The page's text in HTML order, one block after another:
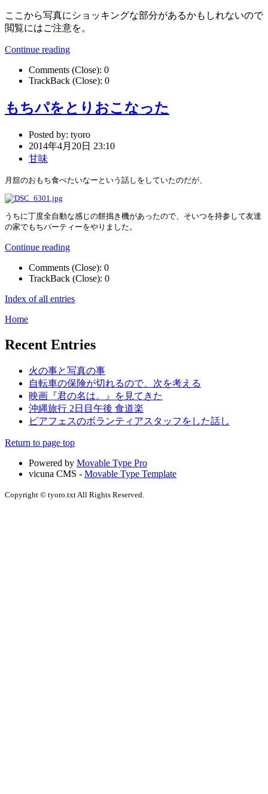
ここから写真にショッキングな部分があるかもしれないので
閲覧にはご注意を。
Continue reading
Comments (Close): 0
TrackBack (Close): 0
もちパをとりおこなった
Posted by: tyoro
2014年4月20日 23:10
甘味
月舘のおもち食べたいなーという話しをしていたのだが、
うちに丁度全自動な感じの餅搗き機があったので、そいつを持参して友達
の家でもちパーティーをやりました。
Continue reading
Comments (Close): 0
TrackBack (Close): 0
Index of all entries
Home
Recent Entries
火の事と写真の事
自転車の保険が切れるので、次を考える
映画『君の名は。』を見てきた
沖縄旅行 2日目午後 食道楽
ビアフェスのボランティアスタッフをした話し
Return to page top
Powered by Movable Type Pro
vicuna CMS - Movable Type Template
Copyright © tyoro.txt All Rights Reserved.